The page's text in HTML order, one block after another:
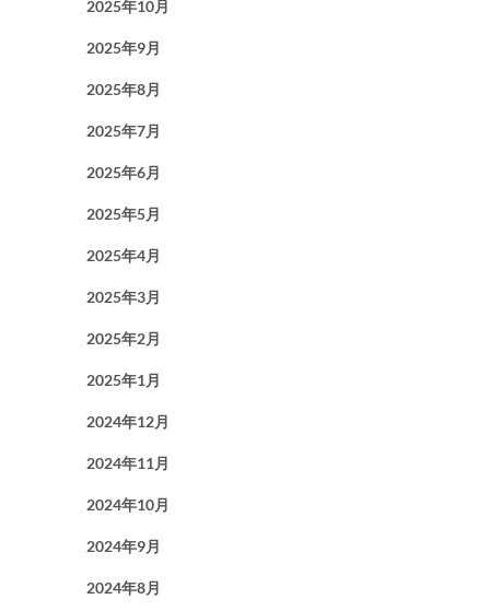
2025年10月
2025年9月
2025年8月
2025年7月
2025年6月
2025年5月
2025年4月
2025年3月
2025年2月
2025年1月
2024年12月
2024年11月
2024年10月
2024年9月
2024年8月